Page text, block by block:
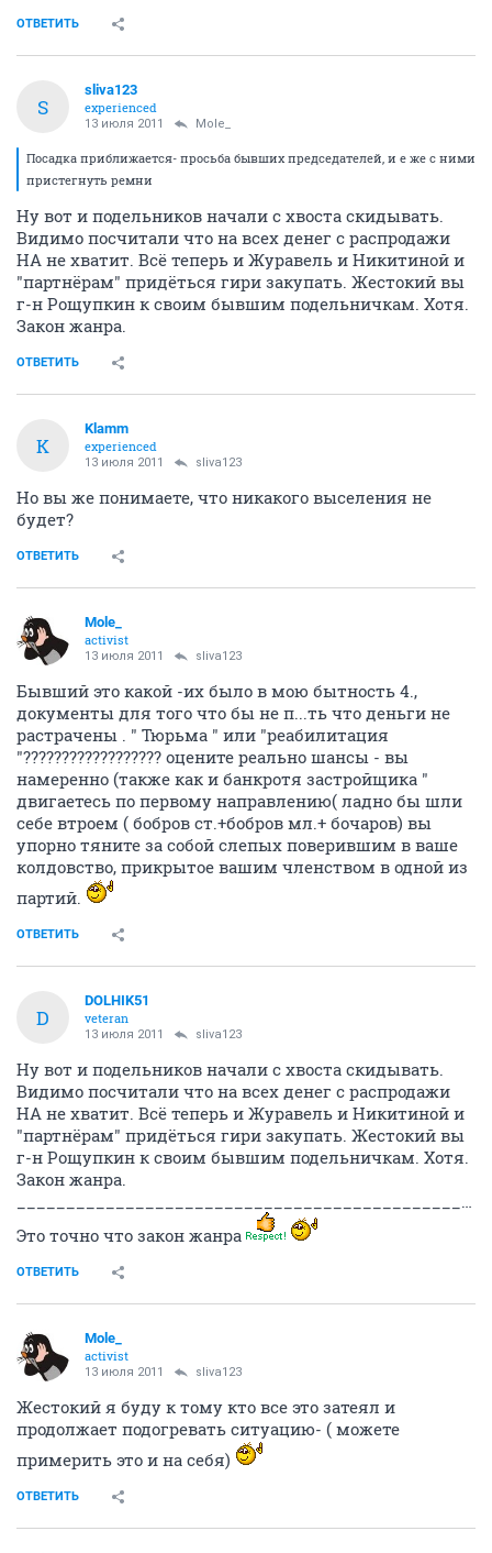
ОТВЕТИТЬ
S
sliva123
experienced
13 июля 2011 Mole_
Посадка приближается- просьба бывших председателей, и е же с ними
пристегнуть ремни
Ну вот и подельников начали с хвоста скидывать.
Видимо посчитали что на всех денег с распродажи
НА не хватит. Всё теперь и Журавель и Никитиной и
"партнёрам" придёться гири закупать. Жестокий вы
г-н Рощупкин к своим бывшим подельничкам. Хотя.
Закон жанра.
ОТВЕТИТЬ
K
Klamm
experienced
13 июля 2011 sliva123
Но вы же понимаете, что никакого выселения не
будет?
ОТВЕТИТЬ
Mole_
activist
13 июля 2011 sliva123
Бывший это какой -их было в мою бытность 4.,
документы для того что бы не п...ть что деньги не
растрачены . " Тюрьма " или "реабилитация
"?????????????????? оцените реально шансы - вы
намеренно (также как и банкротя застройщика "
двигаетесь по первому направлению( ладно бы шли
себе втроем ( бобров ст.+бобров мл.+ бочаров) вы
упорно тяните за собой слепых поверившим в ваше
колдовство, прикрытое вашим членством в одной из
партий.
ОТВЕТИТЬ
D
DOLHIK51
veteran
13 июля 2011 sliva123
Ну вот и подельников начали с хвоста скидывать.
Видимо посчитали что на всех денег с распродажи
НА не хватит. Всё теперь и Журавель и Никитиной и
"партнёрам" придёться гири закупать. Жестокий вы
г-н Рощупкин к своим бывшим подельничкам. Хотя.
Закон жанра.
Это точно что закон жанра
ОТВЕТИТЬ
Mole_
activist
13 июля 2011 sliva123
Жестокий я буду к тому кто все это затеял и
продолжает подогревать ситуацию- ( можете
примерить это и на себя)
ОТВЕТИТЬ